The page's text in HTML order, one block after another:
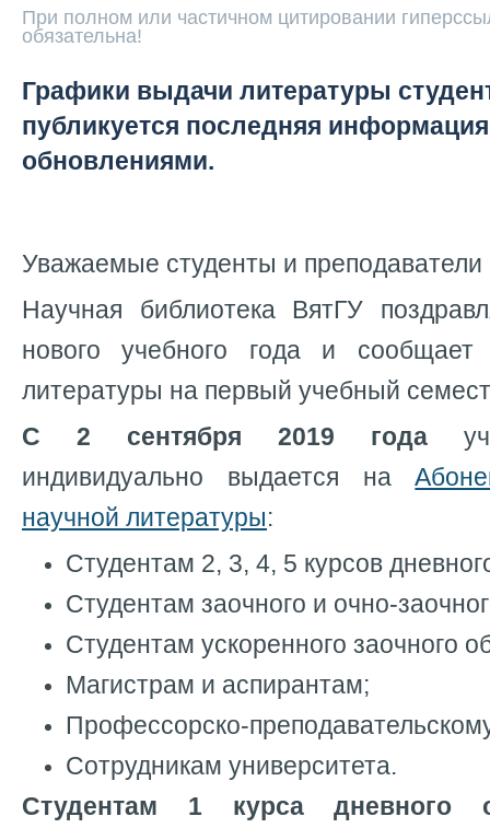
При полном или частичном цитировании
обязательна!
Графики выдачи литературы
публикуется последняя
обновлениями.
Уважаемые студенты и преподаватели
Научная библиотека ВятГУ
нового учебного года и
литературы на первый учебный
С 2 сентября 2019 года
индивидуально выдается на
научной литературы:
Студентам 2, 3, 4, 5 курсов
Студентам заочного и очно-
Студентам ускоренного заочного
Магистрам и аспирантам;
Профессорско-
Сотрудникам университета.
Студентам 1 курса дневного